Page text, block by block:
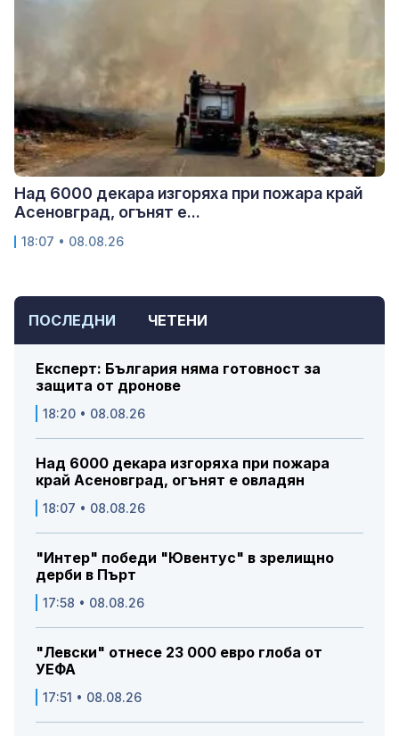
ПОСЛЕДНИ ЧЕТЕНИ
Експерт: България няма готовност за
защита от дронове
18:20 • 08.08.26
Над 6000 декара изгоряха при пожара
край Асеновград, огънят е овладян
18:07 • 08.08.26
"Интер" победи "Ювентус" в зрелищно
дерби в Пърт
17:58 • 08.08.26
"Левски" отнесе 23 000 евро глоба от
УЕФА
17:51 • 08.08.26
Над 6000 декара изгоряха при пожара край
Асеновград, огънят е...
18:07 • 08.08.26